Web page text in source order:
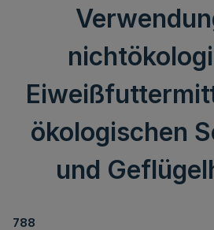
ökologischen
und
788